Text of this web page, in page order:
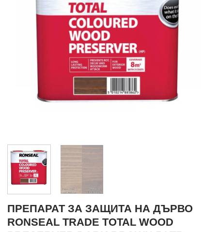
ПРЕПАРАТ ЗА ЗАЩИТА НА ДЪРВО
RONSEAL TRADE TOTAL WOOD